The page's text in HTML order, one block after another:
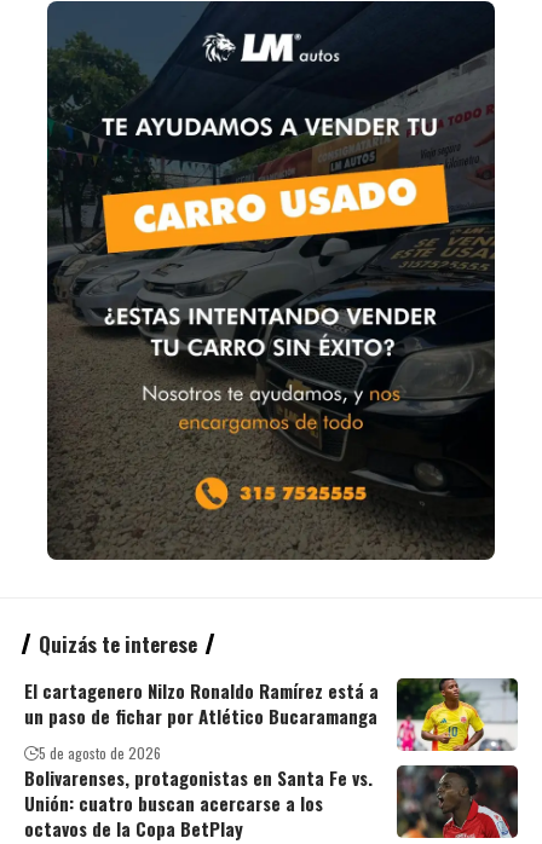
Quizás te interese
El cartagenero Nilzo Ronaldo Ramírez está a
un paso de fichar por Atlético Bucaramanga
5 de agosto de 2026
Bolivarenses, protagonistas en Santa Fe vs.
Unión: cuatro buscan acercarse a los
octavos de la Copa BetPlay